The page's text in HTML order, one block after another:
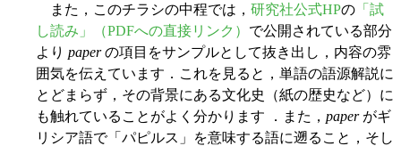
また，このチラシの中程では， 研究社公式HPの 「試
し読み」（PDFへの直接リンク） で公開されている部分
より paperの項目をサンプルとして抜き出し，内容の雰
囲気を伝えています．これを見ると，単語の語源解説に
とどまらず，その背景にある文化史（紙の歴史など）に
も触れていることがよく分かります ．また， paperがギ
リシア語で「パピルス」を意味する語に遡ること，そし